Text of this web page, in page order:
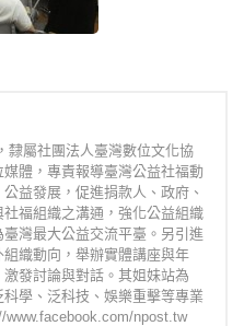
隸屬社團法人臺灣數位文化協
體，專責報導臺灣公益社福動
益發展，促進捐款人、政府、
福組織之溝通，強化公益組織
灣最大公益交流平臺。另引進
組織動向，舉辦實體講座與年
發討論與對話。其姐妹站為
科學、泛科技、娛樂重擊等專業
www.facebook.com/npost.tw